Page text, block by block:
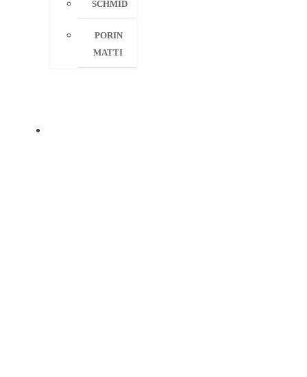
SCHMID
PORIN
MATTI